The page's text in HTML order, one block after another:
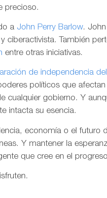
precioso.
a John Perry Barlow.
ciberactivista. También
entre otras iniciativas.
de independencia
políticos que
cualquier gobierno. Y
intacta su esencia.
economía o el futuro
Y mantener la
que cree en el